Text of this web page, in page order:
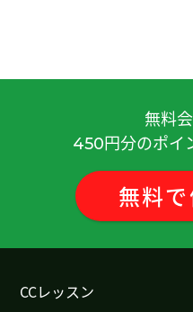
其实我也不太了解我的
我问他想做什么时，他
他自己待着是最好的选
谢谢老师。时间过得真
话。如果我能好好儿的
無料
450円分のポイ
無料で
CCレッスン